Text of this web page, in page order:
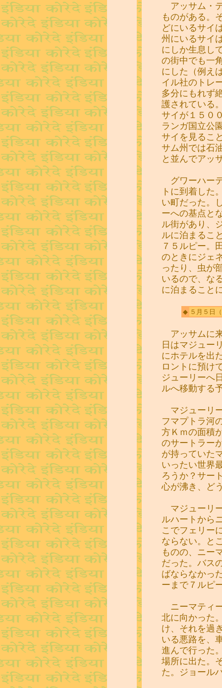
アッサム・
ものがある。
どにいるサイ
州にいるサイ
にしか生息し
の街中でも一
にした（例え
イル社のトレ
多分にもれず
護されている
サイが１５０
ランガ国立公
サイを見るこ
サム州では石
と並んでアッ
グワーハー
トに到着した
い町だった。
ーへの基点と
ル街があり、
ルに泊まるこ
７５ルピー。
のときにジェ
ったり、虫が
いるので、な
に泊まること
◆ ５月５日
アッサムに
日はマジュー
にホテルを出
ロントに預け
ジューリーへ
ルへ移動する
マジューリ
フマプトラ河
方Ｋｍの面積
のサートラー
が持っていた
いったい世界
ろうか？サー
心が沸き、ど
マジューリ
ルハートから
こでフェリー
ならない。と
ものの、ニー
だった。バス
ばならなかっ
ーまで７ルピ
ニーマティ
北に向かった
け、それを過
いる悪路を、
進んで行った
場所に出た。
た。ジョール